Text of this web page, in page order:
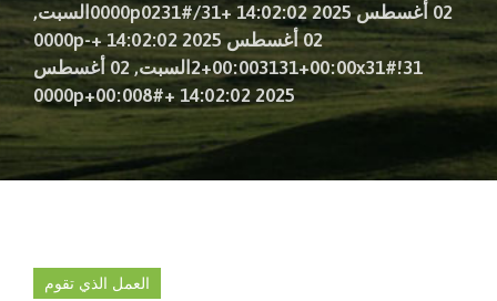
02 أغسطس 2025 14:02:02 +0000p0231#/31السبت,
02 أغسطس 2025 14:02:02 +0000p-
2+00:003131+00:00x31#!31السبت, 02 أغسطس
2025 14:02:02 +0000p+00:008#
العمل الذي تقوم